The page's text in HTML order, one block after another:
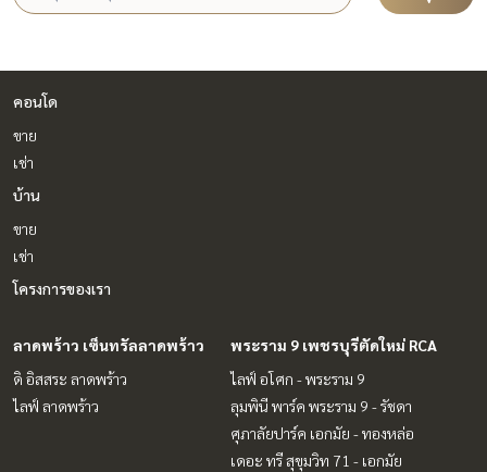
คอนโด
ขาย
เช่า
บ้าน
ขาย
เช่า
โครงการของเรา
ลาดพร้าว เซ็นทรัลลาดพร้าว
ดิ อิสสระ ลาดพร้าว
ไลฟ์ ลาดพร้าว
พระราม 9 เพชรบุรีตัดใหม่ RCA
ไลฟ์ อโศก - พระราม 9
ลุมพินี พาร์ค พระราม 9 - รัชดา
ศุภาลัยปาร์ค เอกมัย - ทองหล่อ
เดอะ ทรี สุขุมวิท 71 - เอกมัย